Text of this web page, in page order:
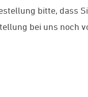
bitte, dass
bei uns noch